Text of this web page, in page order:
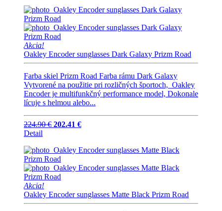
Akcia!
Oakley Encoder sunglasses Dark Galaxy Prizm Road
Farba skiel Prizm Road Farba rámu Dark Galaxy
Vytvorené na použitie pri rozličných športoch, Oakley
Encoder je multifunkčný performance model, Dokonale
lícuje s helmou alebo...
224.90 € 202.41 €
Detail
Akcia!
Oakley Encoder sunglasses Matte Black Prizm Road